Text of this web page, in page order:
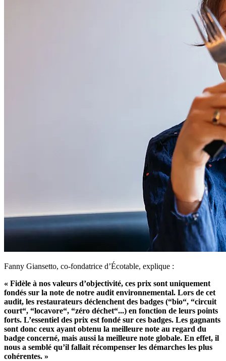
Fanny Giansetto, co-fondatrice d’Écotable, explique :
« Fidèle à nos valeurs d’objectivité, ces prix sont uniquement
fondés sur la note de notre audit environnemental. Lors de cet
audit, les restaurateurs déclenchent des badges (“bio“, “circuit
court“, “locavore“, “zéro déchet“...) en fonction de leurs points
forts. L’essentiel des prix est fondé sur ces badges. Les gagnants
sont donc ceux ayant obtenu la meilleure note au regard du
badge concerné, mais aussi la meilleure note globale. En effet, il
nous a semblé qu’il fallait récompenser les démarches les plus
cohérentes. »